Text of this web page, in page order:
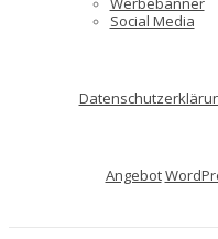
Social Media
Angebot